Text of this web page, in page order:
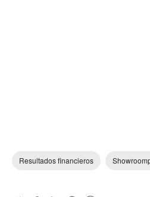
Resultados financieros